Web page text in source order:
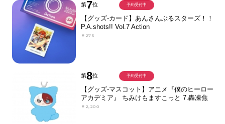
第7位
【グッズ-カード】あんさんぶるスターズ！！
P.A.shots!! Vol.7 Action
￥275
予約受付中
第8位
【グッズ-マスコット】アニメ『僕のヒーロー
アカデミア』 ちみけもますこっと 7.轟凍焦
￥2,200
予約受付中